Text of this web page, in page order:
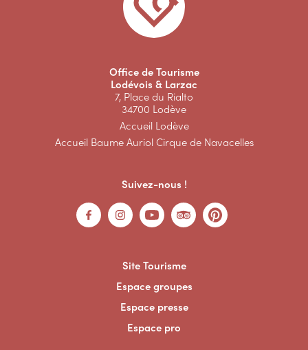
Office de Tourisme
Lodévois & Larzac
7, Place du Rialto
34700 Lodève
Accueil Lodève
Accueil Baume Auriol Cirque de Navacelles
Suivez-nous !
Site Tourisme
Espace groupes
Espace presse
Espace pro